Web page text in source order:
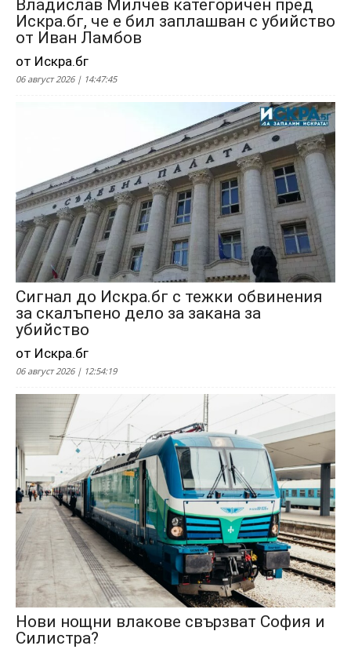
Владислав Милчев категоричен пред
Искра.бг, че е бил заплашван с убийство
от Иван Ламбов
от Искра.бг
06 август 2026 | 14:47:45
Сигнал до Искра.бг с тежки обвинения
за скалъпено дело за закана за
убийство
от Искра.бг
06 август 2026 | 12:54:19
Нови нощни влакове свързват София и
Силистра?